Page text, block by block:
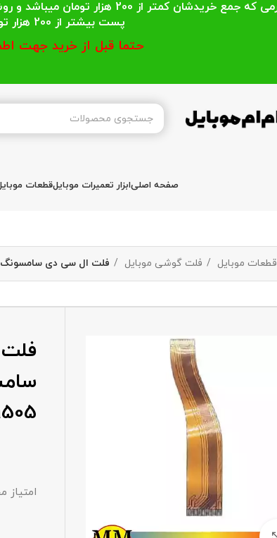
صفحه اصلیابزار تعمیرات موبایلقطعات
قطعات موبایل فلت گوشی موبایل فلت ال سی دی سامسونگ flat main lcd a50 a505
امتیاز
مشتریان محترمی که جمع
پست بیشتر از 200 هزار تومان میباشد اگر به صرفه است خرید خود را انجام دهند.
حتما قبل از خرید جهت